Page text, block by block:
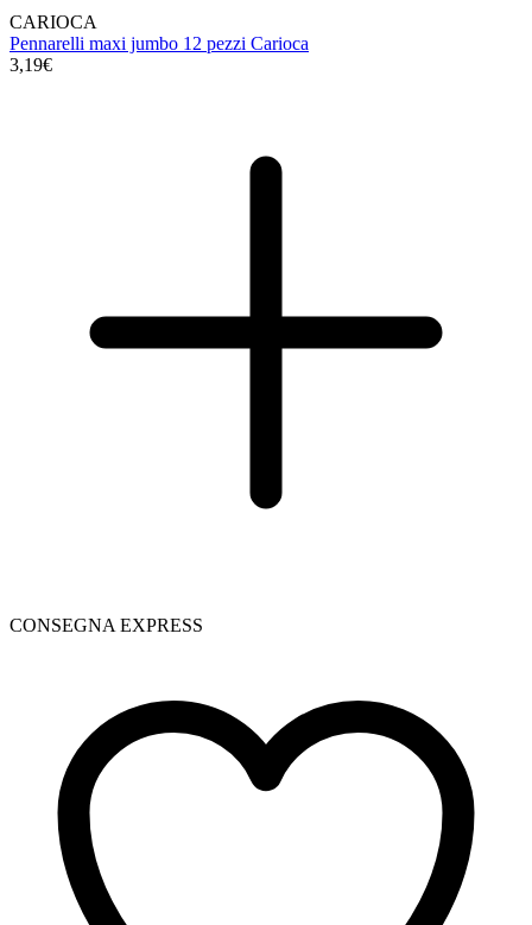
CARIOCA
Pennarelli maxi jumbo 12 pezzi Carioca
3,19€
CONSEGNA EXPRESS